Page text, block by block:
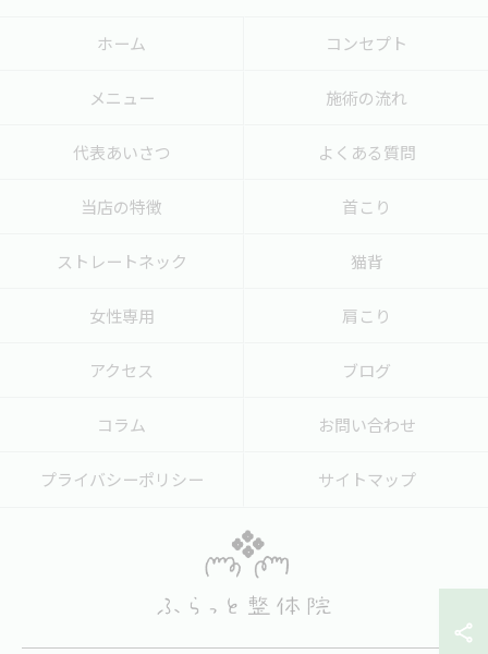
ホーム コンセプト
メニュー 施術の流れ
代表あいさつ よくある質問
当店の特徴 首こり
ストレートネック 猫背
女性専用 肩こり
アクセス ブログ
コラム お問い合わせ
プライバシーポリシー サイトマップ